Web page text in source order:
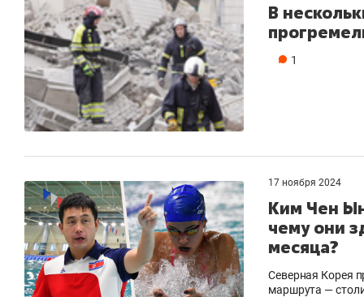
В
1
17 ноября 2024
Ким Чен
чему они
месяца?
Северная Корея
маршрута —